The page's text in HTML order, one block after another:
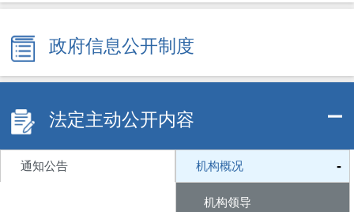
政府信息公开制度
法定主动公开内容
通知公告 机构概况 -
机构领导